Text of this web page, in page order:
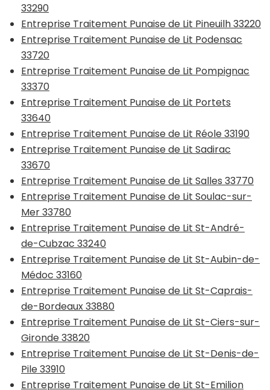
33290
Entreprise Traitement Punaise de Lit Pineuilh 33220
Entreprise Traitement Punaise de Lit Podensac
33720
Entreprise Traitement Punaise de Lit Pompignac
33370
Entreprise Traitement Punaise de Lit Portets
33640
Entreprise Traitement Punaise de Lit Réole 33190
Entreprise Traitement Punaise de Lit Sadirac
33670
Entreprise Traitement Punaise de Lit Salles 33770
Entreprise Traitement Punaise de Lit Soulac-sur-
Mer 33780
Entreprise Traitement Punaise de Lit St-André-
de-Cubzac 33240
Entreprise Traitement Punaise de Lit St-Aubin-de-
Médoc 33160
Entreprise Traitement Punaise de Lit St-Caprais-
de-Bordeaux 33880
Entreprise Traitement Punaise de Lit St-Ciers-sur-
Gironde 33820
Entreprise Traitement Punaise de Lit St-Denis-de-
Pile 33910
Entreprise Traitement Punaise de Lit St-Emilion